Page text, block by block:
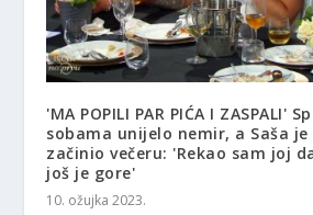
'MA POPILI PAR PIĆA I ZASPALI'
sobama unijelo nemir, a Saša
začinio večeru: 'Rekao sam joj
još je gore'
10. ožujka 2023.